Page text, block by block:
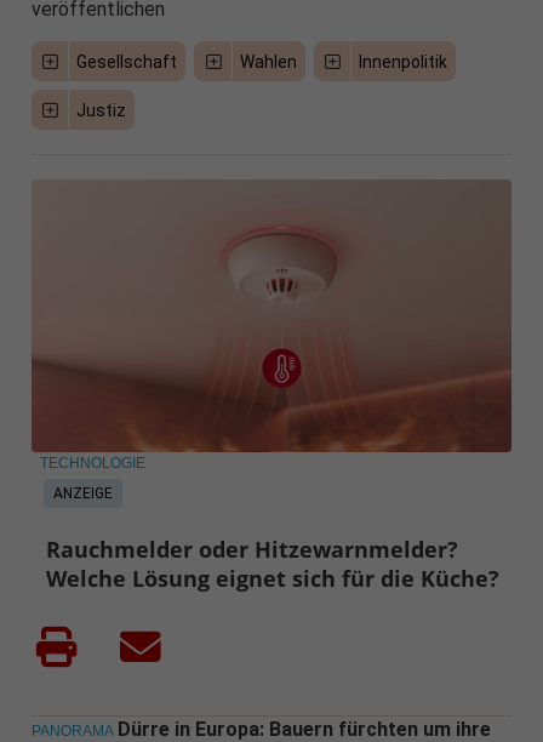
veröffentlichen
Gesellschaft Wahlen Innenpolitik
Justiz
ANZEIGE
TECHNOLOGIE
Rauchmelder oder Hitzewarnmelder?
Welche Lösung eignet sich für die Küche?
PANORAMA Dürre in Europa: Bauern fürchten um ihre